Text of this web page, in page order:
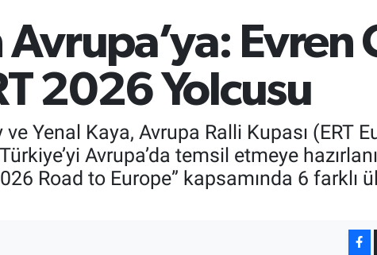
Avrupa’ya: Evren
2026 Yolcusu
Yenal Kaya, Avrupa Ralli Kupası (ERT
Avrupa’da temsil etmeye
Road to Europe” kapsamında 6 farklı